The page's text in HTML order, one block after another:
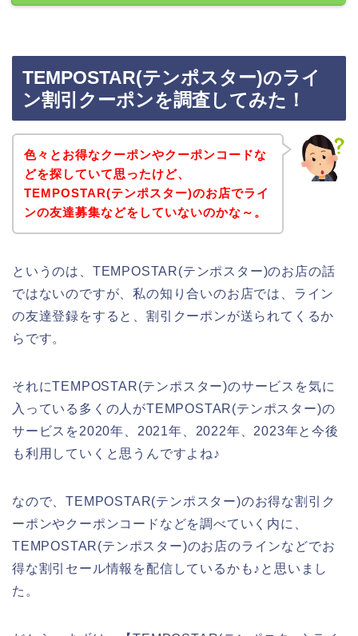
TEMPOSTAR(テンポスター)のライ
ン割引クーポンを調査してみた！
色々とお得なクーポンやクーポンコードな
どを探していて思ったけど、
TEMPOSTAR(テンポスター)のお店でライ
ンの友達募集などをしていないのかな～。
というのは、TEMPOSTAR(テンポスター)のお店の話
ではないのですが、私の知り合いのお店では、ライン
の友達登録をすると、割引クーポンが送られてくるか
らです。
それにTEMPOSTAR(テンポスター)のサービスを気に
入っている多くの人がTEMPOSTAR(テンポスター)の
サービスを2020年、2021年、2022年、2023年と今後
も利用していくと思うんですよね♪
なので、TEMPOSTAR(テンポスター)のお得な割引ク
ーポンやクーポンコードなどを調べていく内に、
TEMPOSTAR(テンポスター)のお店のラインなどでお
得な割引セール情報を配信しているかも♪と思いまし
た。